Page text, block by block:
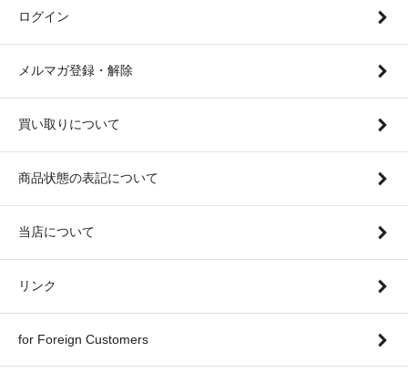
ログイン
メルマガ登録・解除
買い取りについて
商品状態の表記について
当店について
リンク
for Foreign Customers